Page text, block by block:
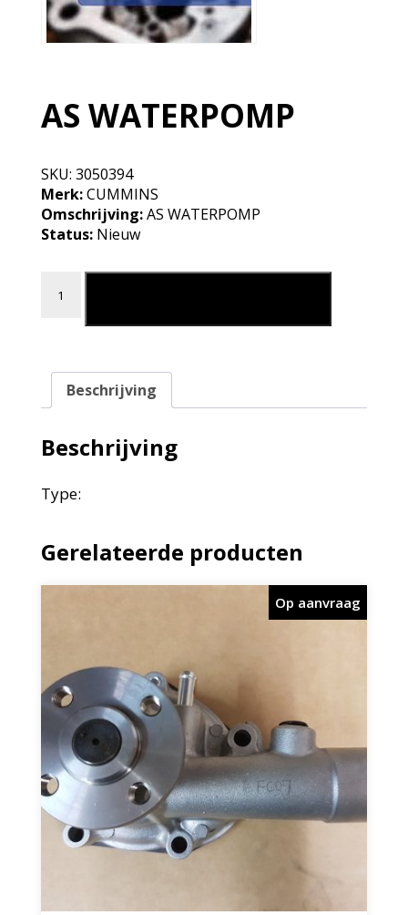
AS WATERPOMP
SKU: 3050394
Merk:CUMMINS
Omschrijving:AS WATERPOMP
Status:Nieuw
Beschrijving
Beschrijving
Type:
Gerelateerde producten
Op aanvraag